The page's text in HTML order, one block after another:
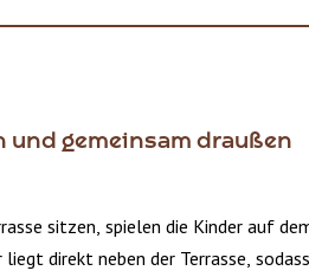
und gemeinsam draußen
sitzen, spielen die Kinder auf
direkt neben der Terrasse,